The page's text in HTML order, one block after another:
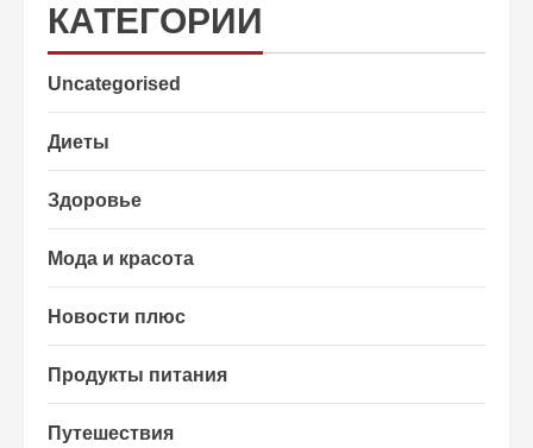
КАТЕГОРИИ
Uncategorised
Диеты
Здоровье
Мода и красота
Новости плюс
Продукты питания
Путешествия